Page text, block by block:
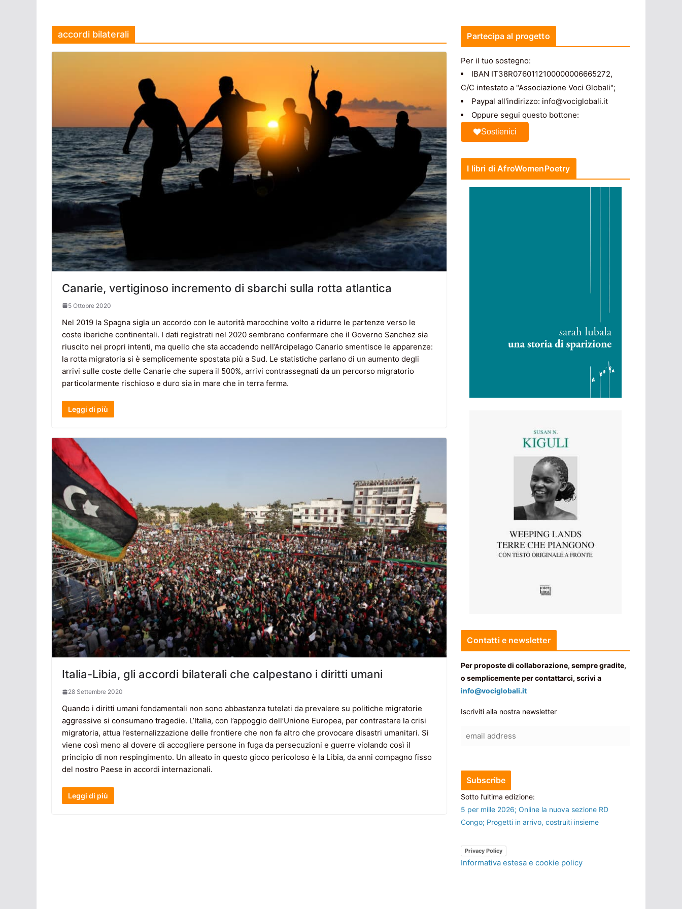
accordi bilaterali
Canarie, vertiginoso incremento di sbarchi sulla rotta atlantica
5 Ottobre 2020
Nel 2019 la Spagna sigla un accordo con le autorità marocchine volto a ridurre le partenze verso le
coste iberiche continentali. I dati registrati nel 2020 sembrano confermare che il Governo Sanchez sia
riuscito nei propri intenti, ma quello che sta accadendo nell’Arcipelago Canario smentisce le apparenze:
la rotta migratoria si è semplicemente spostata più a Sud. Le statistiche parlano di un aumento degli
arrivi sulle coste delle Canarie che supera il 500%, arrivi contrassegnati da un percorso migratorio
particolarmente rischioso e duro sia in mare che in terra ferma.
Leggi di più
Italia-Libia, gli accordi bilaterali che calpestano i diritti umani
28 Settembre 2020
Quando i diritti umani fondamentali non sono abbastanza tutelati da prevalere su politiche migratorie
aggressive si consumano tragedie. L’Italia, con l’appoggio dell’Unione Europea, per contrastare la crisi
migratoria, attua l’esternalizzazione delle frontiere che non fa altro che provocare disastri umanitari. Si
viene così meno al dovere di accogliere persone in fuga da persecuzioni e guerre violando così il
principio di non respingimento. Un alleato in questo gioco pericoloso è la Libia, da anni compagno fisso
del nostro Paese in accordi internazionali.
Leggi di più
Partecipa al progetto
Per il tuo sostegno:
IBAN IT38R0760112100000006665272,
C/C intestato a "Associazione Voci Globali";
Paypal all'indirizzo: info@vociglobali.it
Oppure segui questo bottone:
Sostienici
I libri di AfroWomenPoetry
Contatti e newsletter
Per proposte di collaborazione, sempre gradite,
o semplicemente per contattarci, scrivi a
info@vociglobali.it
Iscriviti alla nostra newsletter
Sotto l’ultima edizione:
5 per mille 2026; Online la nuova sezione RD
Congo; Progetti in arrivo, costruiti insieme
Privacy Policy
Informativa estesa e cookie policy